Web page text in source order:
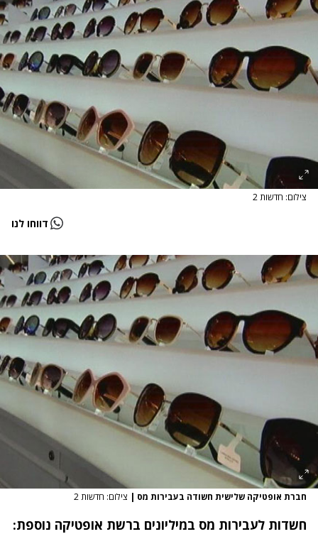
צילום: חדשות 2
דווחו לנו
חברת אופטיקה שלישית חשודה בעבירות מס | צילום: חדשות 2
חשדות לעבירות מס במיליונים ברשת אופטיקה נוספת: